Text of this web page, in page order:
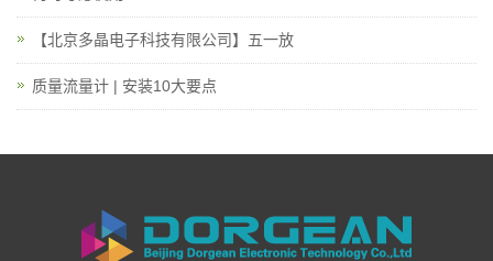
【北京多晶电子科技有限公司】五一放
质量流量计 | 安装10大要点